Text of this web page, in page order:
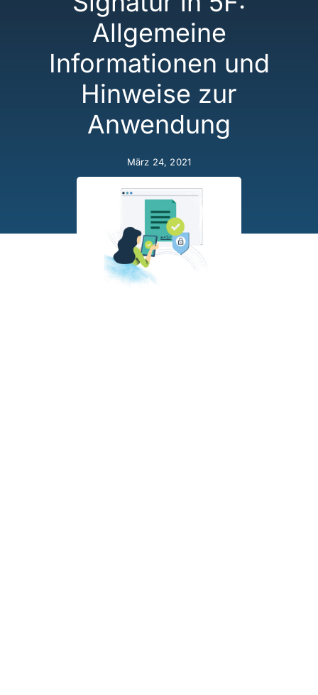
Sicherheit
Lizenzmodell
News
Allgemeine
Informationen und
Hinweise zur
Anwendung
März 24, 2021